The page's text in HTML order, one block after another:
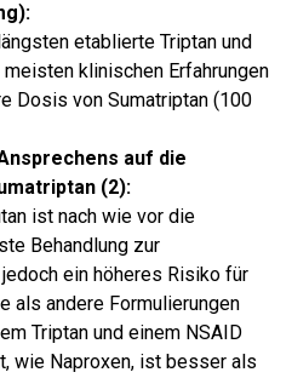
etablierte Triptan und
klinischen Erfahrungen
Dosis von Sumatriptan (100
auf die
(2):
ist nach wie vor die
Behandlung zur
ein höheres Risiko für
als andere Formulierungen
Triptan und einem NSAID
wie Naproxen, ist besser als